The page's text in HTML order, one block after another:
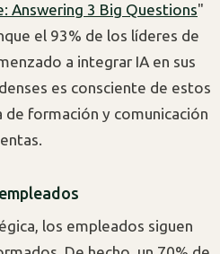
Answering 3 Big Questions"
el 93% de los líderes de
a integrar IA en sus
es consciente de estos
formación y comunicación
los empleados siguen